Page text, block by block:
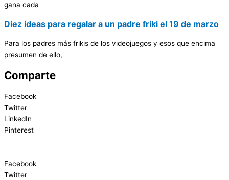
gana cada
Diez ideas para regalar a un padre friki el 19 de marzo
Para los padres más frikis de los videojuegos y esos que encima
presumen de ello,
Comparte
Facebook
Twitter
LinkedIn
Pinterest
Facebook
Twitter